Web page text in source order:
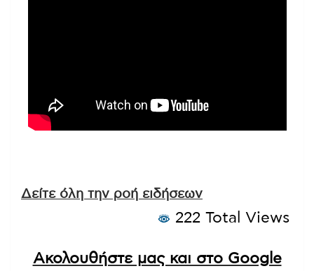
Δείτε όλη την ροή ειδήσεων
222 Total Views
Ακολουθήστε μας και στο Google